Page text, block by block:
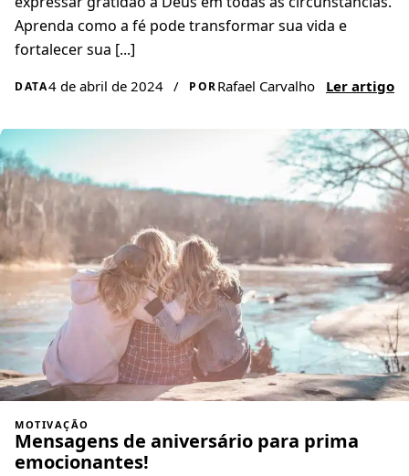
Aprenda como a fé pode transformar sua vida e
fortalecer sua [...]
DATA4 de abril de 2024 / PORRafael Carvalho Ler artigo
MOTIVAÇÃO
Mensagens de aniversário para prima
emocionantes!